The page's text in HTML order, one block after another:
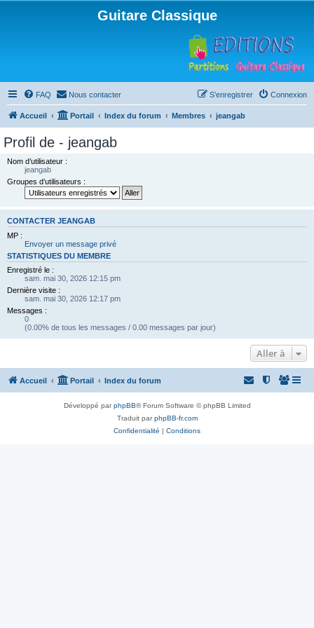
Guitare Classique
FAQ Nous contacter Connexion
S’enregistrer
Accueil Portail Index du forum Membres jeangab
Profil de - jeangab
Nom d’utilisateur :
jeangab
Groupes d’utilisateurs :
CONTACTER JEANGAB
MP :
Envoyer un message privé
STATISTIQUES DU MEMBRE
Enregistré le :
sam. mai 30, 2026 12:15 pm
Dernière visite :
sam. mai 30, 2026 12:17 pm
Messages :
0
(0.00% de tous les messages / 0.00 messages par jour)
Aller à
Accueil Portail Index du forum
Développé parphpBB® Forum Software © phpBB Limited
Traduit parphpBB-fr.com
Confidentialité | Conditions